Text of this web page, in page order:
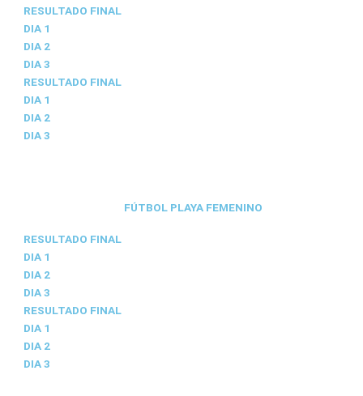
RESULTADO FINAL
DIA 1
DIA 2
DIA 3
RESULTADO FINAL
DIA 1
DIA 2
DIA 3
FÚTBOL PLAYA FEMENINO
RESULTADO FINAL
DIA 1
DIA 2
DIA 3
RESULTADO FINAL
DIA 1
DIA 2
DIA 3